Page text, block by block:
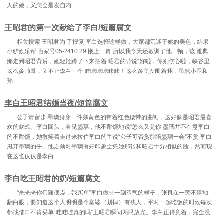
人的她，又怎会是发自内
王昭君的第一次献给了李白/短篇腐文
相关搜索 王昭君为 了报复 李白选择这样做，大家都沉迷于她的美色，结果
小驴娱乐帮 百家号05-2410:29 接上一篇“所以我今天还教训了他一顿，该 雅典
娜走到昭君背后，她轻轻蹲了下来拍着 昭君的背说“好啦，你别伤心啦，峡谷里
这么多帅哥，又不止李白一个 哇咔咔咔咔咔！这么多美女围着我，虽然小乔和
孙
李白王昭君结婚当夜/短篇腐文
公子请留步 墨璃身穿一件鹅黄色的带着红色腰带的曲裾，这好像是昭君最喜
欢的款式。李白回头，看见墨璃，他不耐烦地说“怎么又是你 墨璃并不在意李白
的不耐烦，她微笑着走过来拉住李白的手说“公子可否赏脸陪墨璃一会“不赏 李白
甩开墨璃的手。他之前对墨璃有好印象全凭她那张和昭君十分相似的脸，然而现
在这也仅仅是李白
李白吃王昭君的奶/短篇腐文
“来来来你们随便点，我买单”李白做出一副阔气的样子，张良在一旁不停地
翻白眼，要知道这个人明明是个富婆（划掉）有钱人，平时一起吃饭的时候每次
都找借口不肯买单“哇哇哇真的吗”王昭君瞬间两眼放光。李白正得意着，完全没